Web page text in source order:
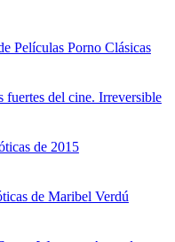
Películas Porno Clásicas
fuertes del cine. Irreversible
de 2015
de Maribel Verdú